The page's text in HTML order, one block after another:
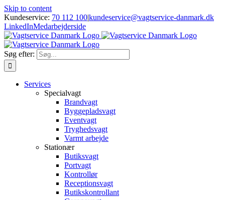
Skip to content
Kundeservice: 70 112 100|kundeservice@vagtservice-danmark.dk
LinkedInMedarbejderside
Søg efter:
Services
Specialvagt
Brandvagt
Byggepladsvagt
Eventvagt
Tryghedsvagt
Varmt arbejde
Stationær
Butiksvagt
Portvagt
Kontrollør
Receptionsvagt
Butikskontrollant